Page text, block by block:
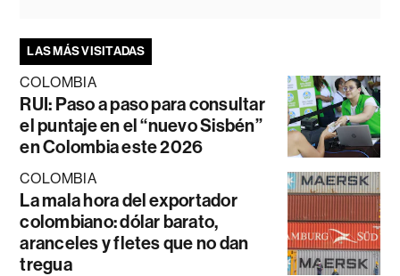
LAS MÁS VISITADAS
COLOMBIA
RUI: Paso a paso para consultar
el puntaje en el “nuevo Sisbén”
en Colombia este 2026
COLOMBIA
La mala hora del exportador
colombiano: dólar barato,
aranceles y fletes que no dan
tregua